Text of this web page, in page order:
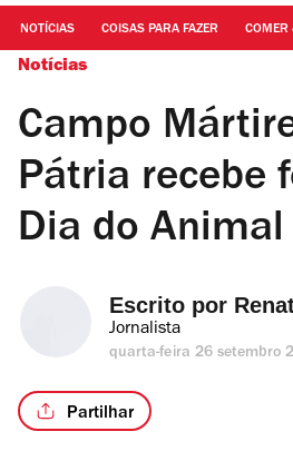
NOTÍCIAS COISAS PARA FAZER COMER
Notícias
Campo
Pátria recebe
Dia do Animal
Escrito por
Jornalista
quarta-feira 26 setembro
Partilhar